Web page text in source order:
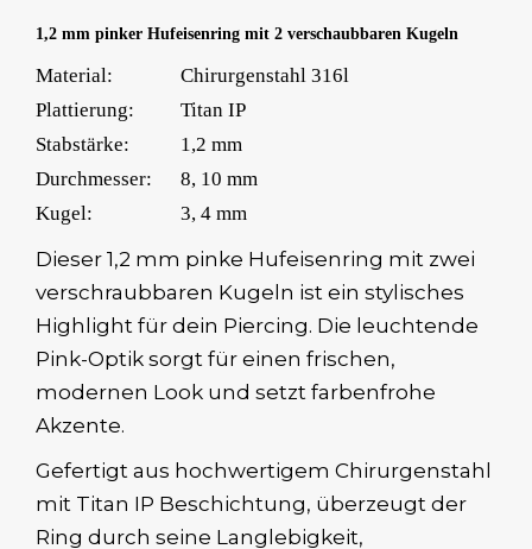
1,2 mm pinker Hufeisenring mit 2 verschaubbaren Kugeln
Material:
Chirurgenstahl 316l
Plattierung:
Titan IP
Stabstärke:
1,2 mm
Durchmesser:
8, 10 mm
Kugel:
3, 4 mm
Dieser 1,2 mm pinke Hufeisenring mit zwei
verschraubbaren Kugeln ist ein stylisches
Highlight für dein Piercing. Die leuchtende
Pink-Optik sorgt für einen frischen,
modernen Look und setzt farbenfrohe
Akzente.
Gefertigt aus hochwertigem Chirurgenstahl
mit Titan IP Beschichtung, überzeugt der
Ring durch seine Langlebigkeit,